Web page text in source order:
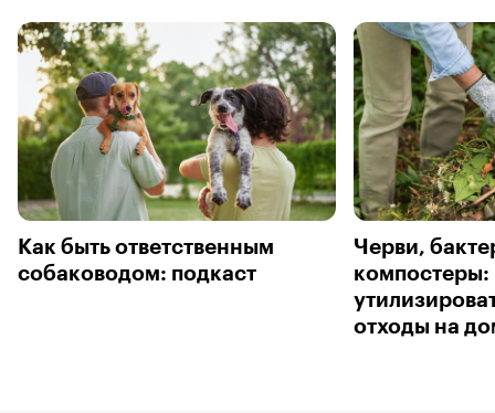
Как быть ответственным
собаководом: подкаст
Черви,
компостеры:
отходы на